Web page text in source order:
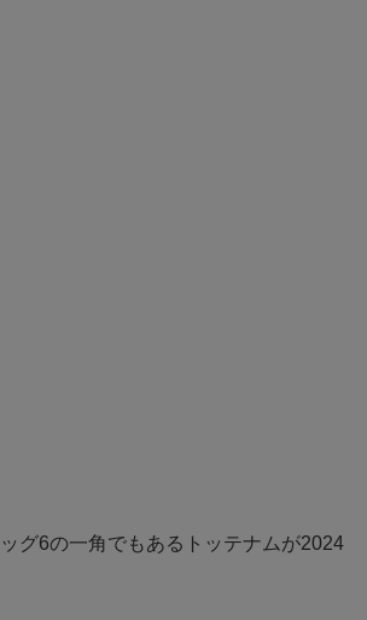
グ6の一角でもあるトッテナムが2024